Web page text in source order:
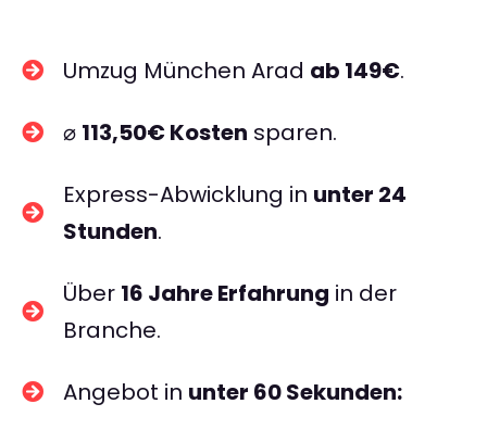
Umzug München Arad ab 149€.
⌀ 113,50€ Kosten sparen.
Express-Abwicklung in unter 24
Stunden.
Über 16 Jahre Erfahrung in der
Branche.
Angebot in unter 60 Sekunden: